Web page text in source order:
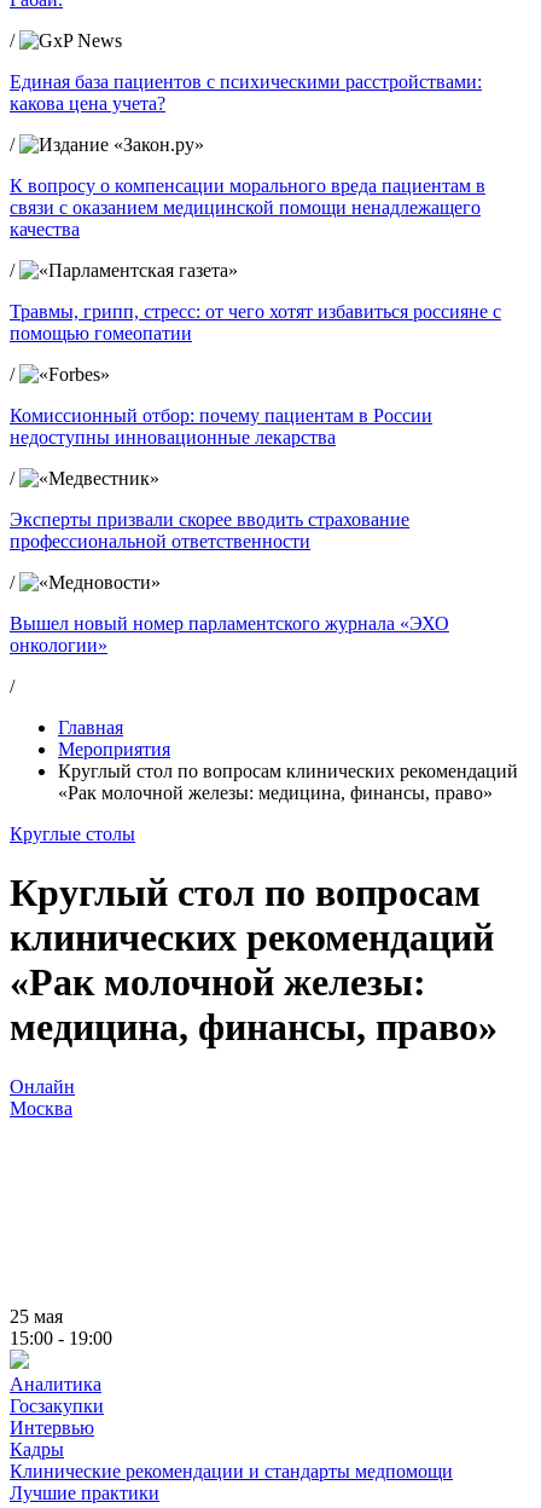
/
Единая база пациентов с психическими расстройствами:
какова цена учета?
/
К вопросу о компенсации морального вреда пациентам в
связи с оказанием медицинской помощи ненадлежащего
качества
/
Травмы, грипп, стресс: от чего хотят избавиться россияне с
помощью гомеопатии
/
Комиссионный отбор: почему пациентам в России
недоступны инновационные лекарства
/
Эксперты призвали скорее вводить страхование
профессиональной ответственности
/
Вышел новый номер парламентского журнала «ЭХО
онкологии»
/
Главная
Мероприятия
Круглый стол по вопросам клинических рекомендаций
«Рак молочной железы: медицина, финансы, право»
Круглые столы
Круглый стол по вопросам
клинических рекомендаций
«Рак молочной железы:
медицина, финансы, право»
Онлайн
Москва
25 мая
15:00 - 19:00
Аналитика
Госзакупки
Интервью
Кадры
Клинические рекомендации и стандарты медпомощи
Лучшие практики